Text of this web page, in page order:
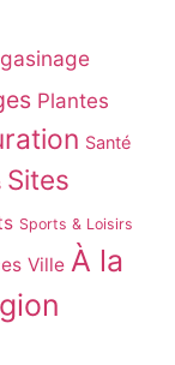
Plantes
Santé
Sites
Sports & Loisirs
Ville À la